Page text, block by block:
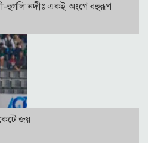
হুগলি নদীঃ একই অংগে বহুরূপ
জয়